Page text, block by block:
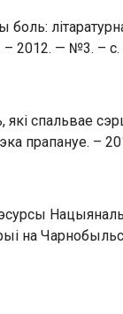
– 2012. — №3. –
спальвае
прапануе. –
на